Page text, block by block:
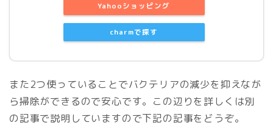
Yahooショッピング
charmで探す
また2つ使っていることでバクテリアの減少を抑えなが
ら掃除ができるので安心です。この辺りを詳しくは別
の記事で説明していますので下記の記事をどうぞ。